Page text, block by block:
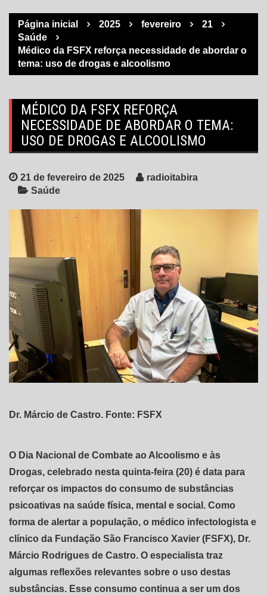
Página inicial 2025 fevereiro
21
Saúde
Médico da FSFX reforça necessidade de abordar o
tema: uso de drogas e alcoolismo
MÉDICO DA FSFX REFORÇA
NECESSIDADE DE ABORDAR O TEMA:
USO DE DROGAS E ALCOOLISMO
21 de fevereiro de 2025
radioitabira
Saúde
Dr. Márcio de Castro. Fonte: FSFX
O Dia Nacional de Combate ao Alcoolismo e às
Drogas, celebrado nesta quinta-feira (20) é data para
reforçar os impactos do consumo de substâncias
psicoativas na saúde física, mental e social. Como
forma de alertar a população, o médico infectologista e
clínico da Fundação São Francisco Xavier (FSFX), Dr.
Márcio Rodrigues de Castro. O especialista traz
algumas reflexões relevantes sobre o uso destas
substâncias. Esse consumo continua a ser um dos